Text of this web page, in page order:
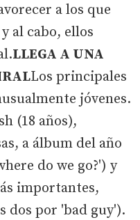
a los que
al cabo, ellos
LLEGA A UNA
Los principales
jóvenes.
(18 años),
a álbum del año
do we go?') y
importantes,
dos por 'bad guy').